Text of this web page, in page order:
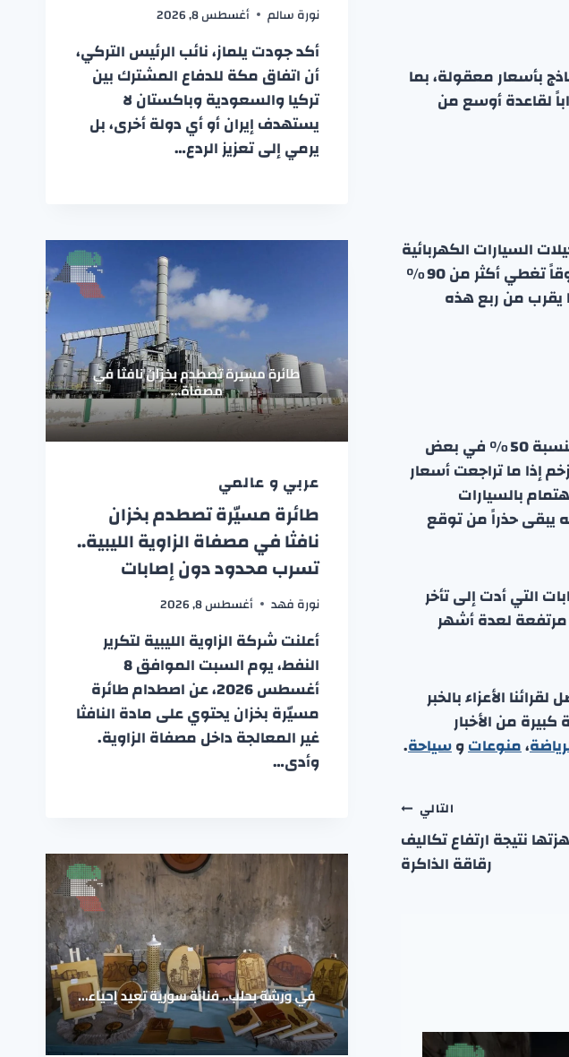
بأسعار معقولة، بما
لقاعدة أوسع من
السيارات الكهربائية
الجديدة ارتفعت بنسبة 34 % على أساس سنوي في شهر مايو، وذلك في سبعة عشر سوقاً تغطي أكثر من 90 %
يقرب من ربع هذه
أكد فرانسوا بروفو، الرئيس التنفيذي لشركة رينو، أن طلبات السيارات الكهربائية ارتفعت بنسبة 50 % في بعض
إذا ما تراجعت أسعار
بالسيارات
يبقى حذراً من توقع
التي أدت إلى تأخر
لعدة أشهر
الأعزاء بالخبر
من الأخبار
،منوعاتوسياحة.
التالي
نتيجة ارتفاع تكاليف
رقاقة الذاكرة
نورة سالم أغسطس 8, 2026
أكد جودت يلماز، نائب الرئيس التركي،
أن اتفاق مكة للدفاع المشترك بين
تركيا والسعودية وباكستان لا
يستهدف إيران أو أي دولة أخرى، بل
يرمي إلى تعزيز الردع…
عربي و عالمي
طائرة مسيّرة تصطدم بخزان
نافثا في مصفاة الزاوية الليبية..
تسرب محدود دون إصابات
نورة فهد أغسطس 8, 2026
أعلنت شركة الزاوية الليبية لتكرير
النفط، يوم السبت الموافق 8
أغسطس 2026، عن اصطدام طائرة
مسيّرة بخزان يحتوي على مادة النافثا
غير المعالجة داخل مصفاة الزاوية.
وأدى…